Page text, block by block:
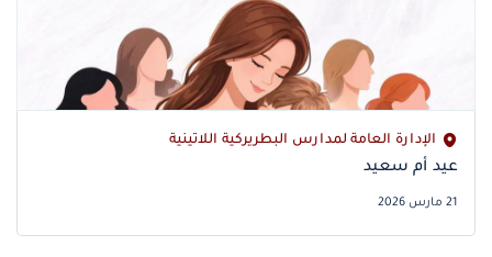
الإدارة العامة لمدارس البطريركية اللاتينية
عيد أم سعيد
21 مارس 2026